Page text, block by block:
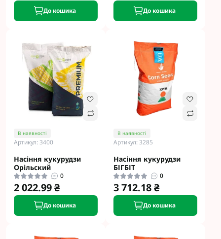
До кошика До кошика
В наявності
Артикул: 3400
Насіння кукурудзи
Opільcкий
0
2 022.99 ₴
До кошика
В наявності
Артикул: 3285
Насіння кукурудзи
БІГБІТ
0
3 712.18 ₴
До кошика